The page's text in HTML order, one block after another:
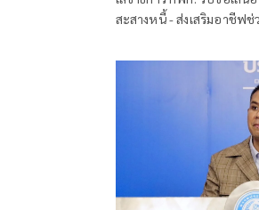
สะสางหนี้ - ส่งเสริมอาชีฟช่